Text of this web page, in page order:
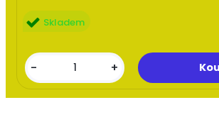
Skladem
- +